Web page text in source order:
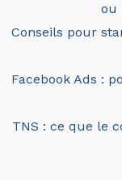
ou
Conseils pour
Facebook Ads :
TNS : ce que le